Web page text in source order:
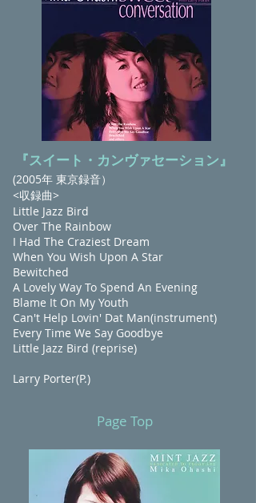
『スイート・カンヴァセーション』
(2005年 東京録音）
<収録曲>
Little Jazz Bird
Over The Rainbow
I Had The Craziest Dream
When You Wish Upon A Star
Bewitched
A Lovely Way To Spend An Evening
Blame It On My Youth
Can't Help Lovin' Dat Man(instrument)
Every Time We Say Goodbye
Little Jazz Bird (reprise)
Larry Porter(P.)
Page Top